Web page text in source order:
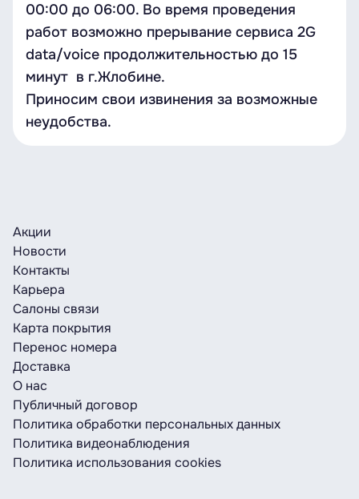
00:00 до 06:00. Во время проведения
работ возможно прерывание сервиса 2G
data/voice продолжительностью до 15
минут в г.Жлобине.
Приносим свои извинения за возможные
неудобства.
Акции
Новости
Контакты
Карьера
Салоны связи
Карта покрытия
Перенос номера
Доставка
О нас
Публичный договор
Политика обработки персональных данных
Политика видеонаблюдения
Политика использования cookies